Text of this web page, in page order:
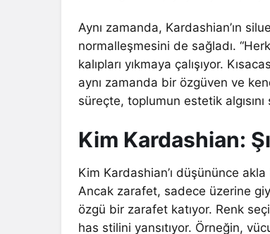
Aynı zamanda, Kardashian’ın
normalleşmesini de sağladı.
kalıpları yıkmaya çalışıyor.
aynı zamanda bir özgüven ve
süreçte, toplumun estetik
Kim Kardashian:
Kim Kardashian’ı düşününce
Ancak zarafet, sadece üzerine
özgü bir zarafet katıyor. Renk
has stilini yansıtıyor. Örneğin,